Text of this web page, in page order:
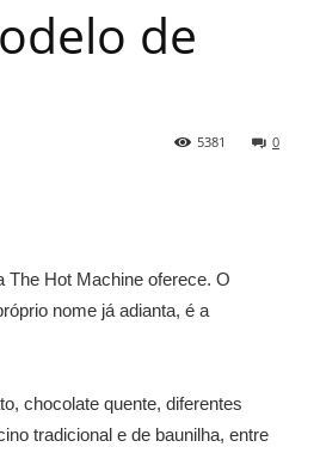
de
0
5381
The Hot Machine oferece. O
nome já adianta, é a
chocolate quente, diferentes
tradicional e de baunilha, entre